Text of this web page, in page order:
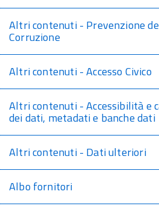
Altri contenuti - Prevenzione
Corruzione
Altri contenuti - Accesso Civico
Altri contenuti - Accessibilità e
dei dati, metadati e banche dati
Altri contenuti - Dati ulteriori
Albo fornitori